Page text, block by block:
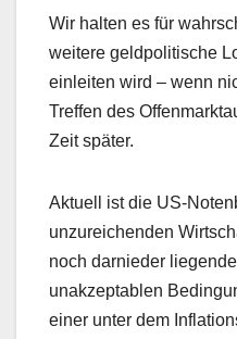
Wir halten es für
weitere geldpolitische
einleiten wird – wenn
Treffen des
Zeit später.
Aktuell ist die US-
unzureichenden
noch darnieder
unakzeptablen
einer unter dem